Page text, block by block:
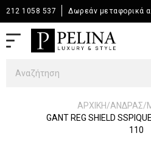
212 1058 537 Δωρεάν μεταφορικά
ΑΡΧΙΚΉ/ΆΝΔΡΑΣ/
GANT REG SHIELD
110